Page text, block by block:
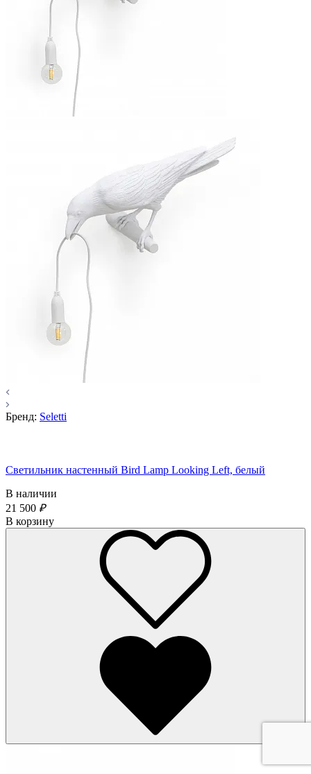
Бренд: Seletti
Светильник настенный Bird Lamp Looking Left, белый
В наличии
21 500 ₽
В корзину